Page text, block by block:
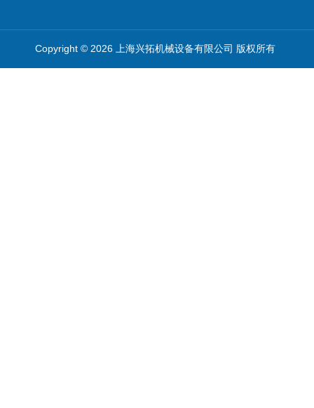
Copyright © 2026 上海兴拓机械设备有限公司 版权所有